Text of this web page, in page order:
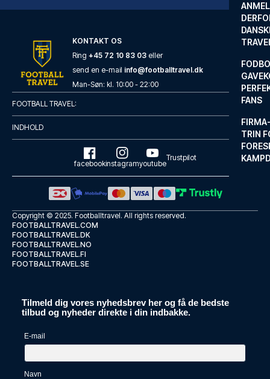
FANS
TRIN
URBAN LOFT Cologne
Med et ophold ved URBAN LOFT C...
LÆS MERE OM HOTELLET
Fra Maternushaus, som ligger i...
KONTAKT OS
Ring +45 72 10 83 03 eller
send en e-mail info@footballtravel.dk
Man-Søn: kl. 10:00 - 22:00
FOOTBALL TRAVEL:
INDHOLD
facebookinstagramyoutube
Trustpilot
Copyright © 2025. Footballtravel. All rights reserved.
FOOTBALLTRAVEL.COM
FOOTBALLTRAVEL.DK
FOOTBALLTRAVEL.NO
FOOTBALLTRAVEL.FI
FOOTBALLTRAVEL.SE
Tilmeld dig vores nyhedsbrev her og få de bedste
tilbud og nyheder direkte i din indbakke.
E-mail
Navn